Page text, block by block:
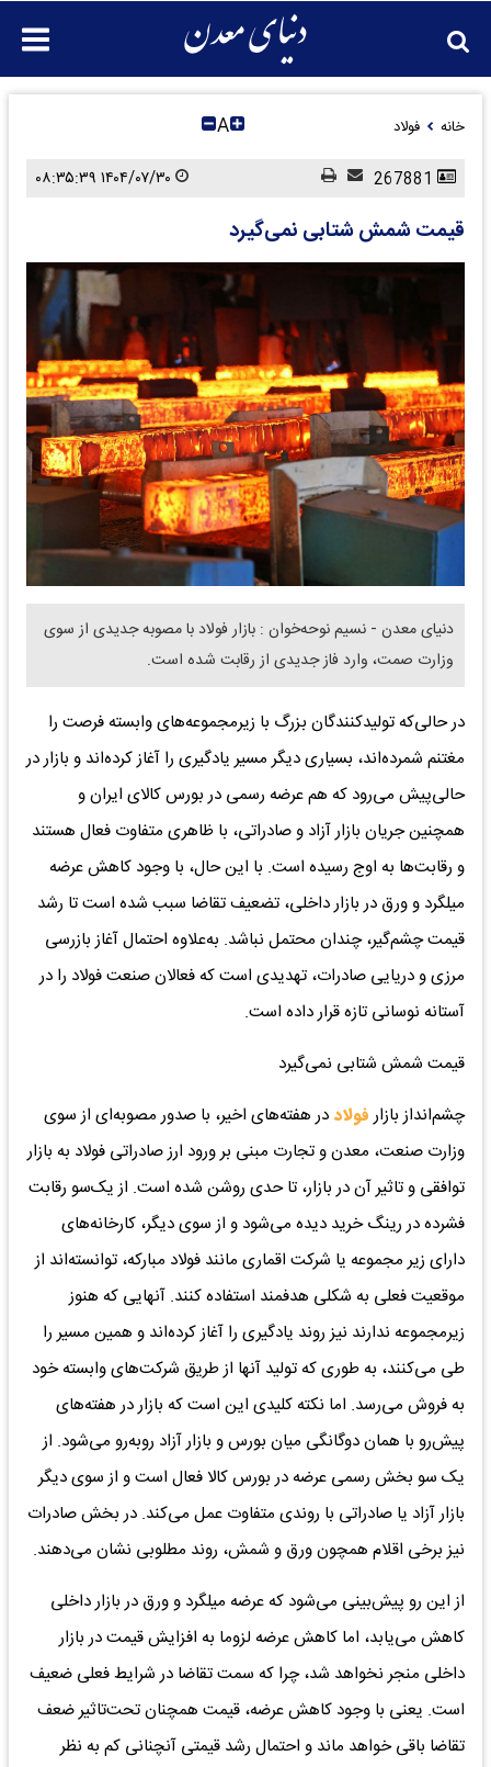
خانه فولاد A
قیمت شمش شتابی نمی‌گیرد
​دنیای معدن - نسیم نوحه‌خوان : بازار فولاد با مصوبه جدیدی از سوی
وزارت صمت، وارد فاز جدیدی از رقابت شده است.
در حالی‌که تولیدکنندگان بزرگ با زیرمجموعه‌های وابسته فرصت را
مغتنم شمرده‌اند، بسیاری دیگر مسیر یادگیری را آغاز کرده‌اند و بازار در
حالی‌پیش می‌رود که هم عرضه رسمی در بورس کالای ایران و
همچنین جریان بازار آزاد و صادراتی، با ظاهری متفاوت فعال هستند
و رقابت‌ها به اوج رسیده است. با این حال، با وجود کاهش عرضه
میلگرد و ورق در بازار داخلی، تضعیف تقاضا سبب شده است تا رشد
قیمت چشم‌گیر، چندان محتمل نباشد. به‌علاوه احتمال آغاز بازرسی
مرزی و دریایی صادرات، تهدیدی است که فعالان صنعت فولاد را در
آستانه نوسانی تازه قرار داده است.
قیمت شمش شتابی نمی‌گیرد
چشم‌انداز بازار فولاد در هفته‌های اخیر، با صدور مصوبه‌ای از سوی
وزارت صنعت، معدن و تجارت مبنی بر ورود ارز صادراتی فولاد به بازار
توافقی ‌‌و تاثیر آن در بازار، تا حدی روشن شده است. از یک‌سو رقابت
فشرده در رینگ خرید دیده می‌شود و از سوی دیگر، کارخانه‌های
دارای زیر مجموعه یا شرکت اقماری مانند فولاد مبارکه، توانسته‌اند از
موقعیت فعلی به شکلی هدفمند استفاده کنند. آنهایی که هنوز
زیرمجموعه ندارند نیز روند یادگیری را آغاز کرده‌اند و همین مسیر را
طی می‌کنند، به طوری که تولید آنها از طریق شرکت‌های وابسته خود
به فروش می‌رسد. اما نکته کلیدی این است که بازار در هفته‌های
پیش‌رو با همان دوگانگی میان بورس و بازار آزاد روبه‌رو می‌شود. از
یک سو بخش رسمی عرضه در بورس کالا فعال است و از سوی دیگر
بازار آزاد یا صادراتی با روندی متفاوت عمل می‌کند. در بخش صادرات
نیز برخی اقلام همچون ورق و شمش، روند مطلوبی نشان می‌دهند.
از این رو پیش‌بینی می‌شود که عرضه میلگرد و ورق در بازار داخلی
کاهش می‌یابد، اما کاهش عرضه لزوما به افزایش قیمت در بازار
داخلی منجر نخواهد شد، چرا که سمت تقاضا در شرایط فعلی ضعیف
است. یعنی با وجود کاهش عرضه، قیمت همچنان تحت‌تاثیر ضعف
تقاضا باقی خواهد ماند و احتمال رشد قیمتی آنچنانی کم به نظر